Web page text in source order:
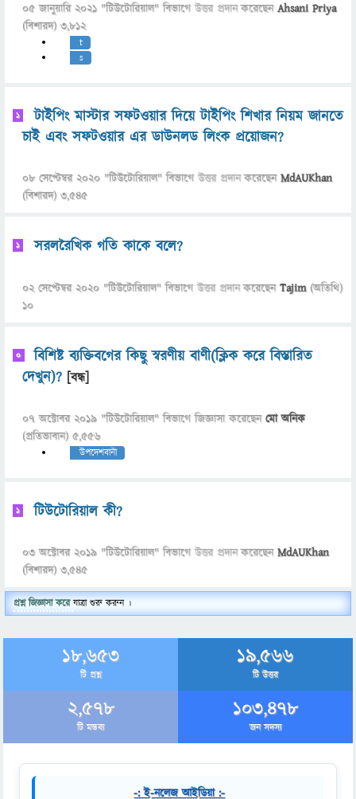
05 জানুয়ারি 2021 "টিউটোরিয়াল" বিভাগে উত্তর প্রদান করেছেনAhsani Priya
(বিশারদ) 3,812
t
s
1
টাইপিং মাস্টার সফটওয়ার দিয়ে টাইপিং শিখার নিয়ম জানতে
চাই এবং সফটওয়ার এর ডাউনলড লিংক প্রয়োজন?
08 সেপ্টেম্বর 2020 "টিউটোরিয়াল" বিভাগে উত্তর প্রদান করেছেনMdAUKhan
(বিশারদ) 3,545
1 সরলরৈখিক গতি কাকে বলে?
02 সেপ্টেম্বর 2020 "টিউটোরিয়াল" বিভাগে উত্তর প্রদান করেছেনTajim (অতিথি)
10
0
বিশিষ্ট ব্যক্তিবগের কিছু স্বরণীয় বাণী(ক্লিক করে বিস্তারিত
দেখুন)? [বন্ধ]
07 অক্টোবর 2019 "টিউটোরিয়াল" বিভাগে জিজ্ঞাসাকরেছেনমো অনিক
(প্রতিভাবান) 5,556
উপদেশবানী
1 টিউটোরিয়াল কী?
03 অক্টোবর 2019 "টিউটোরিয়াল" বিভাগে উত্তর প্রদান করেছেনMdAUKhan
(বিশারদ) 3,545
প্রশ্ন জিজ্ঞাসা করেযাত্রা শুরু করুন ।
18,653
টি প্রশ্ন
19,566
টি উত্তর
2,578
টি মন্তব্য
103,478
জন সদস্য
-: ই-নলেজ আইডিয়া :-